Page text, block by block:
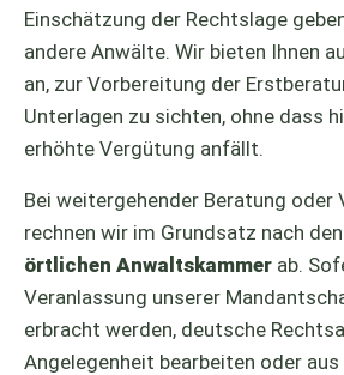
Einschätzung der Rechtslage
andere Anwälte. Wir bieten Ihnen
an, zur Vorbereitung der
Unterlagen zu sichten, ohne dass
erhöhte Vergütung anfällt.
Bei weitergehender Beratung oder
rechnen wir im Grundsatz nach den
örtlichen Anwaltskammer ab.
Veranlassung unserer
erbracht werden, deutsche
Angelegenheit bearbeiten oder